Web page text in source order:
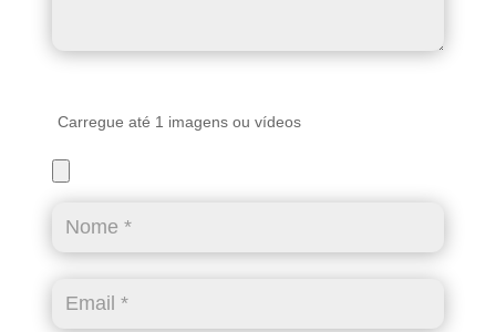
Carregue até 1 imagens ou vídeos